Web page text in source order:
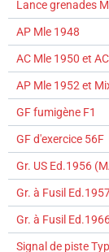
Lance grenades
AP Mle 1948
AC Mle 1950 et
AP Mle 1952 et
GF fumigène F1
GF d'exercice 56F
Gr. US Ed.1956
Gr. à Fusil
Gr. à Fusil
Signal de piste